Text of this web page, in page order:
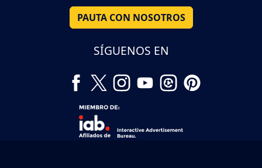
PAUTA CON NOSOTROS
SÍGUENOS EN